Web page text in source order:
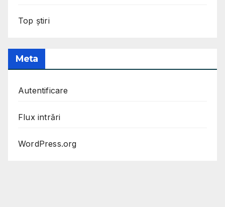
Top știri
Meta
Autentificare
Flux intrări
WordPress.org